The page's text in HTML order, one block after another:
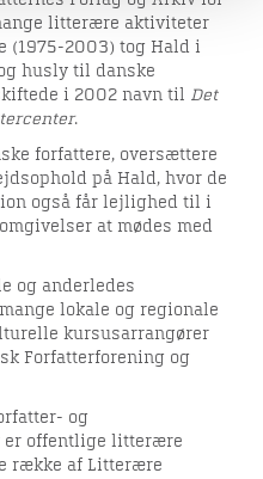
litterære aktiviteter
(1975-2003) tog Hald i
husly til danske
i 2002 navn til
Det
.
forfattere, oversættere
på Hald, hvor de
også får lejlighed til i
at mødes med
og anderledes
lokale og regionale
kursusarrangører
Forfatterforening og
og
er offentlige litterære
række af Litterære